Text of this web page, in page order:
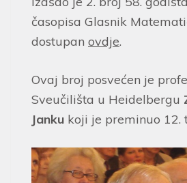
časopisa Glasnik
dostupan ovdje.
Ovaj broj posvećen je
Sveučilišta u Heidelbergu
Janku koji je preminuo 12.